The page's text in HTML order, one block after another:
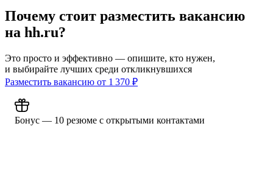
Почему стоит разместить вакансию
на hh.ru?
Это просто и эффективно — опишите, кто нужен,
и выбирайте лучших среди откликнувшихся
Разместить вакансию от 1 370 ₽
Бонус — 10 резюме с открытыми контактами